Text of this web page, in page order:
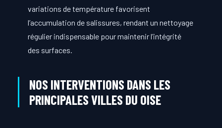
variations de température favorisent
l’accumulation de salissures, rendant un nettoyage
régulier indispensable pour maintenir l’intégrité
des surfaces.
NOS INTERVENTIONS DANS LES
PRINCIPALES VILLES DU OISE